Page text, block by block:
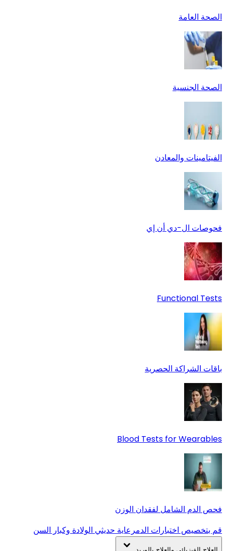
الصحة العامة
الصحة الجنسية
الفيتامينات والمعادن
فحوصات ال-دي أن إي
Functional Tests
باقات الشراكة الحصرية
Blood Tests for Wearables
فحص الدم الشامل لفقدان الوزن
قم بتخصيص اختبارات الدمرعاية حديثي الولادة وكبار السن